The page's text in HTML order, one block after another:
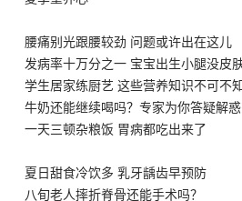
腰痛别光跟腰较劲 问题或许出在这儿
发病率十万分之一 宝宝出生小腿没皮
学生居家练厨艺 这些营养知识不可不知
牛奶还能继续喝吗？专家为你答疑解惑
一天三顿杂粮饭 胃病都吃出来了
夏日甜食冷饮多 乳牙龋齿早预防
八旬老人摔折脊骨还能手术吗？